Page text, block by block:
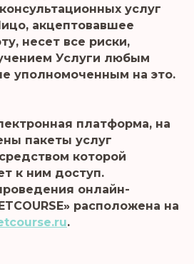
услуг
акцептовавшее
несет все риски,
Услуги любым
уполномоченным на это.
платформа, на
пакеты услуг
которой
к ним доступ.
онлайн-
расположена на
.